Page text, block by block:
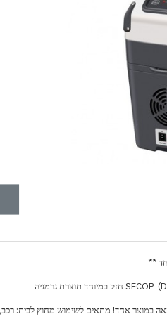
חזק במיוחד תוצרת גרמניה
במוצר אחד! מתאים לשימוש מחוץ לבית: